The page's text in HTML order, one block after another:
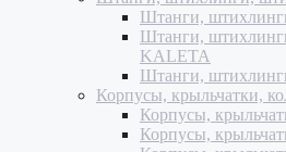
Штанги,
Штанги,
KALETA
Штанги,
Корпусы, крыльчатки,
Корпусы,
Корпусы,